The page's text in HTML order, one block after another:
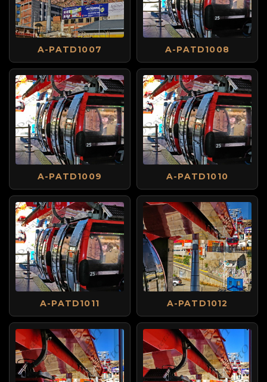
A-PATD1007 A-PATD1008
A-PATD1009 A-PATD1010
A-PATD1011 A-PATD1012